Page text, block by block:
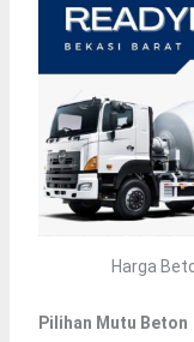
Harga
Pilihan Mutu Beton